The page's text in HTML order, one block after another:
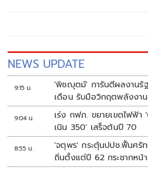
NEWS UPDATE
9:15 น.
'พิชญุตม์' การันตีผลงานรั
เดือน รับมือวิกฤตพลังงา
ปาล์ม พุ่งต่อเนื่อง พร้อมอั
ต้นทุน-ขยายตลาดโลก
9:04 น.
เร่ง กฟภ. ขยายเขตไฟฟ้า
เนิน 350' เสร็จต้นปี 70
8:55 น.
'จตุพร' กระตุ้นปปช.ฟื้นศรั
ถิ่นตั้งแต่ปี 62 กระชากหน้